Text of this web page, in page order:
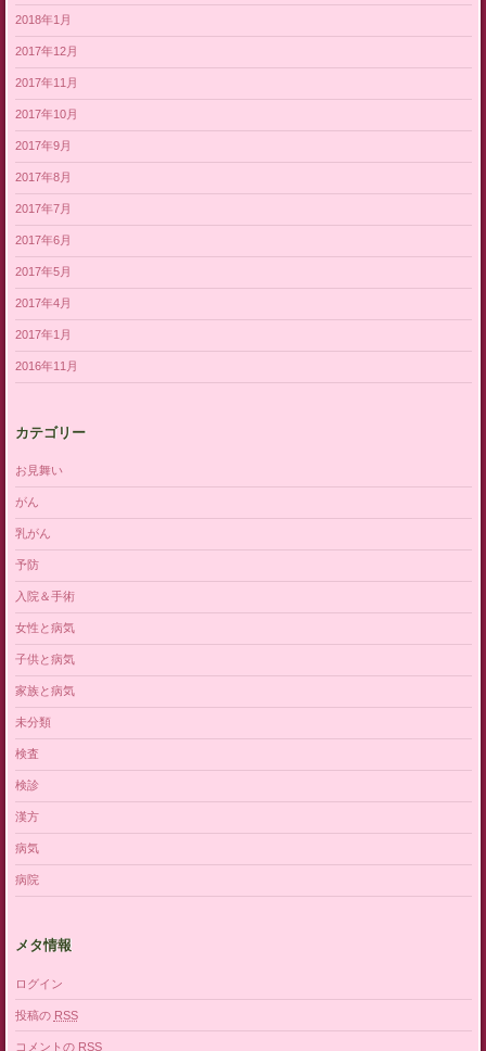
2018年1月
2017年12月
2017年11月
2017年10月
2017年9月
2017年8月
2017年7月
2017年6月
2017年5月
2017年4月
2017年1月
2016年11月
カテゴリー
お見舞い
がん
乳がん
予防
入院＆手術
女性と病気
子供と病気
家族と病気
未分類
検査
検診
漢方
病気
病院
メタ情報
ログイン
投稿の RSS
コメントの RSS